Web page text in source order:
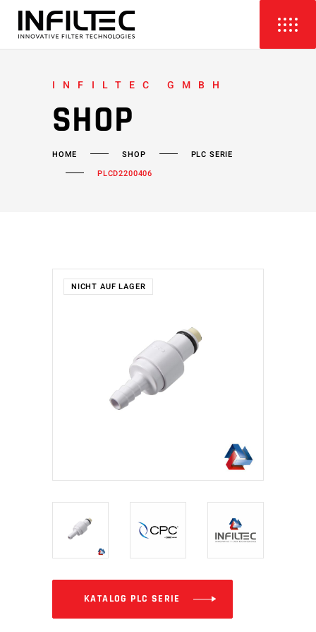
INFILTEC GMBH
SHOP
HOME SHOP
PLC SERIE
PLCD2200406
NICHT AUF LAGER
KATALOG PLC SERIE